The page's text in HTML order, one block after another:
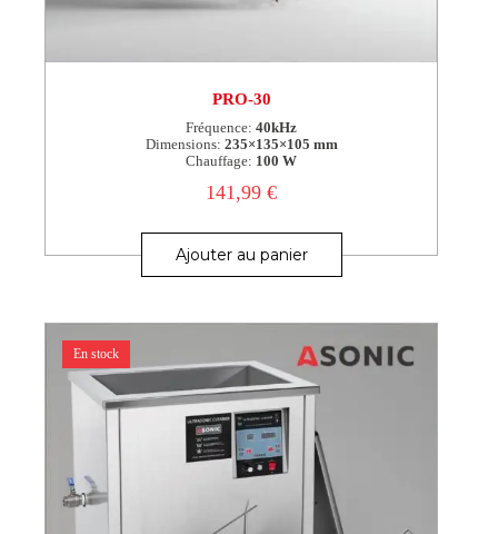
PRO-30
Fréquence: 40kHz
Dimensions: 235×135×105 mm
Chauffage: 100 W
141,99€
Ajouter au panier
En stock